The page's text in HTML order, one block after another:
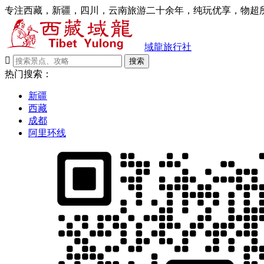
专注西藏，新疆，四川，云南旅游二十余年，纯玩优享，物超
域龍旅行社

搜索
热门搜索：
新疆
西藏
成都
阿里环线